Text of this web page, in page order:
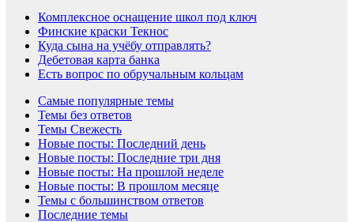
Комплексное оснащение школ под ключ
Финские краски Текнос
Куда сына на учёбу отправлять?
Дебетовая карта банка
Есть вопрос по обручальным кольцам
Самые популярные темы
Темы без ответов
Темы Свежесть
Новые посты: Последний день
Новые посты: Последние три дня
Новые посты: На прошлой неделе
Новые посты: В прошлом месяце
Темы с большинством ответов
Последние темы